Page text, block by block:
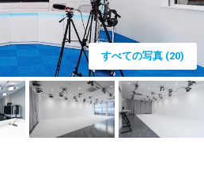
すべての写真 (20)